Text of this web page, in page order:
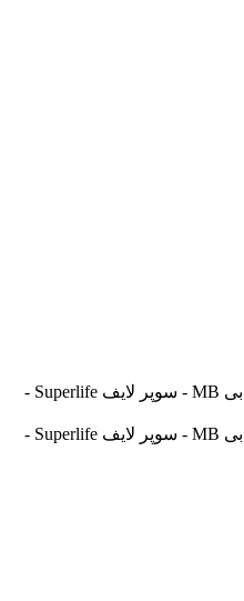
آسیالنت Asilent - جهانلنت Jahanlent - ایرانلنت Iranlent - پارس Pars - برنتا Brenta - آریتما Aritma - آفورتیس Afortis - فریکسا Frixa - اسپارتکس Spartex - پلااستکس Plastex - ام بی MB - سوپر لایف Superlife -
آسیالنت Asilent - جهانلنت Jahanlent - ایرانلنت Iranlent - پارس Pars - برنتا Brenta - آریتما Aritma - آفورتیس Afortis - فریکسا Frixa - اسپارتکس Spartex - پلااستکس Plastex - ام بی MB - سوپر لایف Superlife -